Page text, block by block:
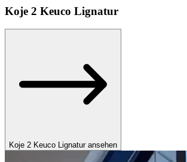
Koje 2 Keuco Lignatur
Koje 2 Keuco Lignatur ansehen